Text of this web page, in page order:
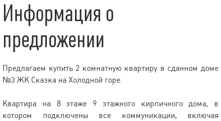
Информация о
предложении
Предлагаем купить 2 комнатную квартиру в сданном доме
№3 ЖК Сказка на Холодной горе.
Квартира на 8 этаже 9 этажного кирпичного дома, в
котором подключены все коммуникации, включая